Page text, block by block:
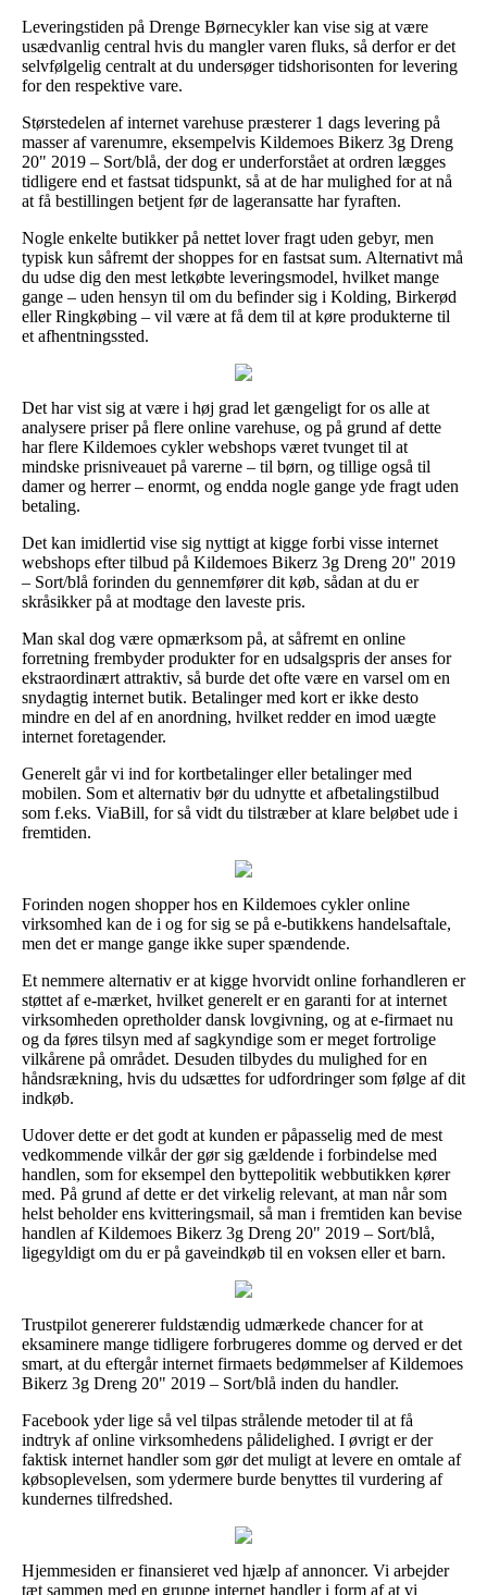
Leveringstiden på Drenge Børnecykler kan vise sig at være
usædvanlig central hvis du mangler varen fluks, så derfor er det
selvfølgelig centralt at du undersøger tidshorisonten for levering
for den respektive vare.
Størstedelen af internet varehuse præsterer 1 dags levering på
masser af varenumre, eksempelvis Kildemoes Bikerz 3g Dreng
20" 2019 – Sort/blå, der dog er underforstået at ordren lægges
tidligere end et fastsat tidspunkt, så at de har mulighed for at nå
at få bestillingen betjent før de lageransatte har fyraften.
Nogle enkelte butikker på nettet lover fragt uden gebyr, men
typisk kun såfremt der shoppes for en fastsat sum. Alternativt må
du udse dig den mest letkøbte leveringsmodel, hvilket mange
gange – uden hensyn til om du befinder sig i Kolding, Birkerød
eller Ringkøbing – vil være at få dem til at køre produkterne til
et afhentningssted.
Det har vist sig at være i høj grad let gængeligt for os alle at
analysere priser på flere online varehuse, og på grund af dette
har flere Kildemoes cykler webshops været tvunget til at
mindske prisniveauet på varerne – til børn, og tillige også til
damer og herrer – enormt, og endda nogle gange yde fragt uden
betaling.
Det kan imidlertid vise sig nyttigt at kigge forbi visse internet
webshops efter tilbud på Kildemoes Bikerz 3g Dreng 20" 2019
– Sort/blå forinden du gennemfører dit køb, sådan at du er
skråsikker på at modtage den laveste pris.
Man skal dog være opmærksom på, at såfremt en online
forretning frembyder produkter for en udsalgspris der anses for
ekstraordinært attraktiv, så burde det ofte være en varsel om en
snydagtig internet butik. Betalinger med kort er ikke desto
mindre en del af en anordning, hvilket redder en imod uægte
internet foretagender.
Generelt går vi ind for kortbetalinger eller betalinger med
mobilen. Som et alternativ bør du udnytte et afbetalingstilbud
som f.eks. ViaBill, for så vidt du tilstræber at klare beløbet ude i
fremtiden.
Forinden nogen shopper hos en Kildemoes cykler online
virksomhed kan de i og for sig se på e-butikkens handelsaftale,
men det er mange gange ikke super spændende.
Et nemmere alternativ er at kigge hvorvidt online forhandleren er
støttet af e-mærket, hvilket generelt er en garanti for at internet
virksomheden opretholder dansk lovgivning, og at e-firmaet nu
og da føres tilsyn med af sagkyndige som er meget fortrolige
vilkårene på området. Desuden tilbydes du mulighed for en
håndsrækning, hvis du udsættes for udfordringer som følge af dit
indkøb.
Udover dette er det godt at kunden er påpasselig med de mest
vedkommende vilkår der gør sig gældende i forbindelse med
handlen, som for eksempel den byttepolitik webbutikken kører
med. På grund af dette er det virkelig relevant, at man når som
helst beholder ens kvitteringsmail, så man i fremtiden kan bevise
handlen af Kildemoes Bikerz 3g Dreng 20" 2019 – Sort/blå,
ligegyldigt om du er på gaveindkøb til en voksen eller et barn.
Trustpilot genererer fuldstændig udmærkede chancer for at
eksaminere mange tidligere forbrugeres domme og derved er det
smart, at du eftergår internet firmaets bedømmelser af Kildemoes
Bikerz 3g Dreng 20" 2019 – Sort/blå inden du handler.
Facebook yder lige så vel tilpas strålende metoder til at få
indtryk af online virksomhedens pålidelighed. I øvrigt er der
faktisk internet handler som gør det muligt at levere en omtale af
købsoplevelsen, som ydermere burde benyttes til vurdering af
kundernes tilfredshed.
Hjemmesiden er finansieret ved hjælp af annoncer. Vi arbejder
tæt sammen med en gruppe internet handler i form af at vi